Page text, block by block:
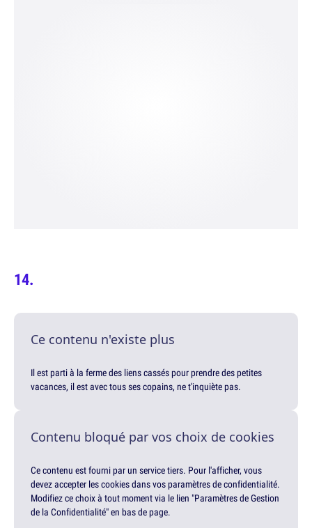
Ce contenu n'existe plus
Il est parti à la ferme des liens cassés pour prendre des petites
vacances, il est avec tous ses copains, ne t'inquiète pas.
Contenu bloqué par vos choix de cookies
Ce contenu est fourni par un service tiers. Pour l'afficher, vous
devez accepter les cookies dans vos paramètres de confidentialité.
Modifiez ce choix à tout moment via le lien "Paramètres de Gestion
de la Confidentialité" en bas de page.